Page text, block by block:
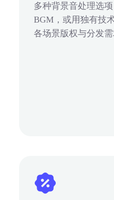
多种背景音处理选
BGM，或用独有技
各场景版权与分发需